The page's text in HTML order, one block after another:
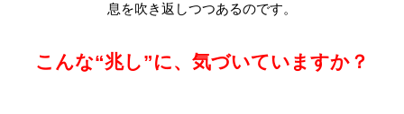
息を吹き返しつつあるのです。
こんな“兆し”に、気づいていますか？